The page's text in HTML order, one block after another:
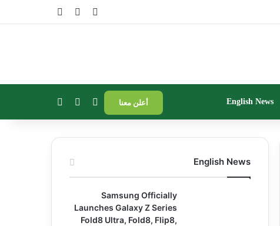
تسجيل الدخول
مقال عشوائي
English News أعلن معنا إضافة عمود جانبي
الوضع المظلم
English News
Samsung Officially
Launches Galaxy Z Series
Fold8 Ultra, Fold8, Flip8,